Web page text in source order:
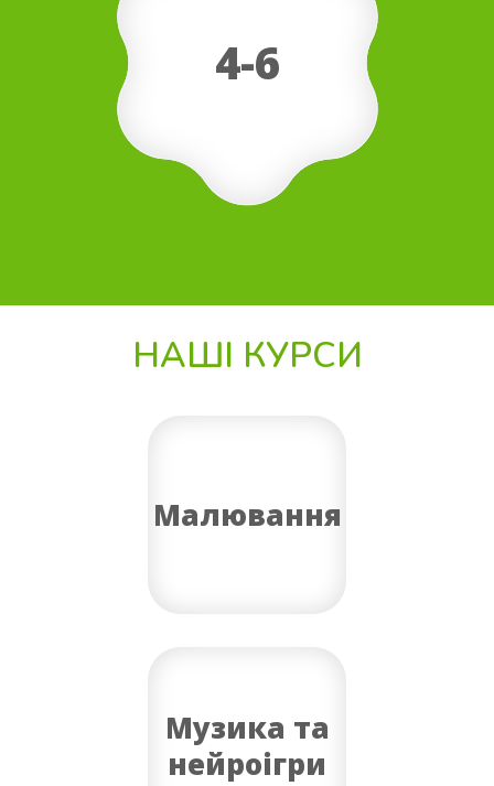
4-6
НАШІ КУРСИ
Малювання
Музика та
нейроігри